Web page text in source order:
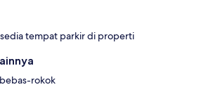
tempat parkir di properti
rokok